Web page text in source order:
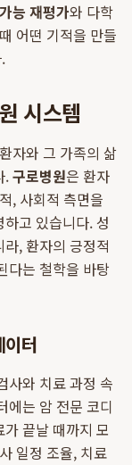
능 재평가와 다학
어떤 기적을 만들
시스템
자와 그 가족의 삶
.구로병원은 환자
, 사회적 측면을
고 있습니다. 성
, 환자의 긍정적
다는 철학을 바탕
이터
사와 치료 과정 속
에는 암 전문 코디
끝날 때까지 모
일정 조율, 치료